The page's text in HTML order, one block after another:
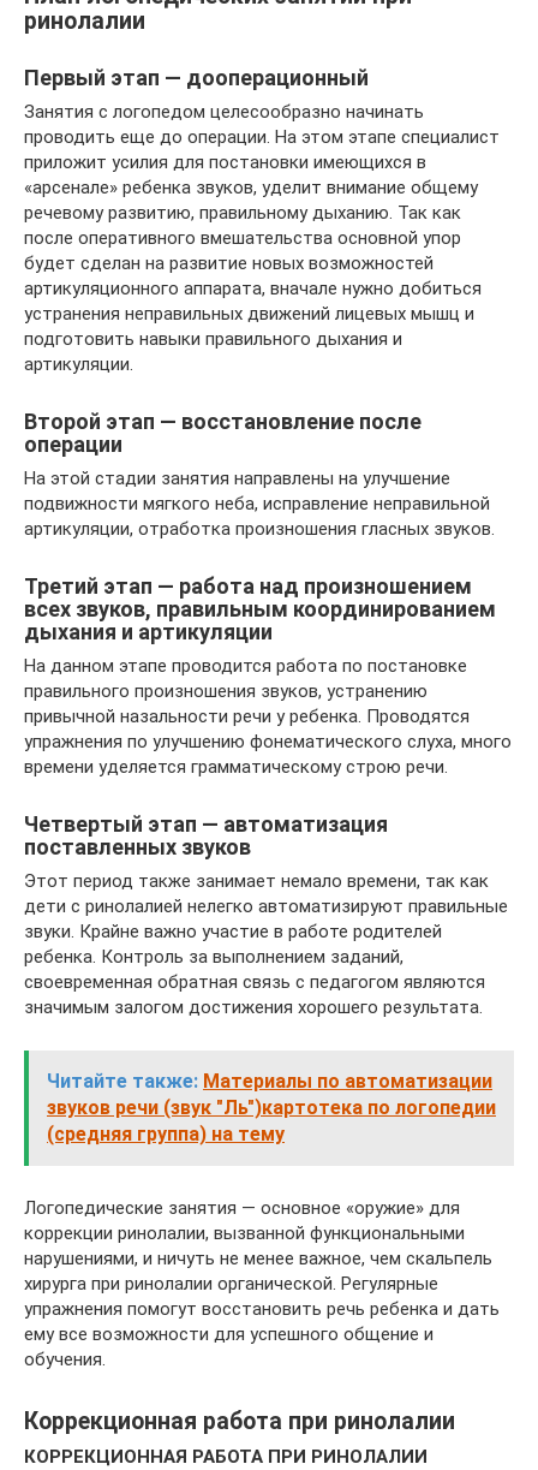
ринолалии
Первый этап — дооперационный
Занятия с логопедом целесообразно начинать
проводить еще до операции. На этом этапе специалист
приложит усилия для постановки имеющихся в
«арсенале» ребенка звуков, уделит внимание общему
речевому развитию, правильному дыханию. Так как
после оперативного вмешательства основной упор
будет сделан на развитие новых возможностей
артикуляционного аппарата, вначале нужно добиться
устранения неправильных движений лицевых мышц и
подготовить навыки правильного дыхания и
артикуляции.
Второй этап — восстановление после
операции
На этой стадии занятия направлены на улучшение
подвижности мягкого неба, исправление неправильной
артикуляции, отработка произношения гласных звуков.
Третий этап — работа над произношением
всех звуков, правильным координированием
дыхания и артикуляции
На данном этапе проводится работа по постановке
правильного произношения звуков, устранению
привычной назальности речи у ребенка. Проводятся
упражнения по улучшению фонематического слуха, много
времени уделяется грамматическому строю речи.
Четвертый этап — автоматизация
поставленных звуков
Этот период также занимает немало времени, так как
дети с ринолалией нелегко автоматизируют правильные
звуки. Крайне важно участие в работе родителей
ребенка. Контроль за выполнением заданий,
своевременная обратная связь с педагогом являются
значимым залогом достижения хорошего результата.
Читайте также: Материалы по автоматизации
звуков речи (звук "Ль")картотека по логопедии
(средняя группа) на тему
Логопедические занятия — основное «оружие» для
коррекции ринолалии, вызванной функциональными
нарушениями, и ничуть не менее важное, чем скальпель
хирурга при ринолалии органической. Регулярные
упражнения помогут восстановить речь ребенка и дать
ему все возможности для успешного общение и
обучения.
Коррекционная работа при ринолалии
КОРРЕКЦИОННАЯ РАБОТА ПРИ РИНОЛАЛИИ